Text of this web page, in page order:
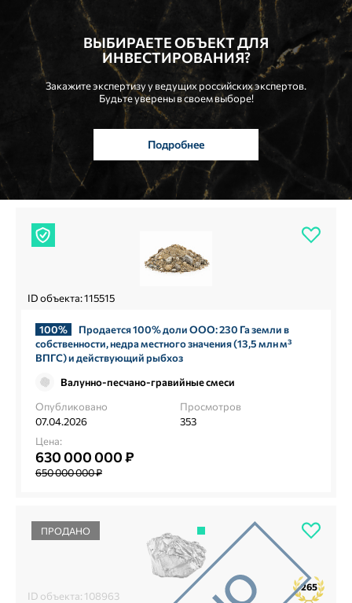
ВЫБИРАЕТЕ ОБЪЕКТ ДЛЯ
ИНВЕСТИРОВАНИЯ?
Закажите экспертизу у ведущих российских экспертов.
Будьте уверены в своем выборе!
Подробнее
ID объекта: 115515
100%
Продается 100% доли ООО: 230 Га земли в
собственности, недра местного значения (13,5 млн м³
ВПГС) и действующий рыбхоз
Валунно-песчано-гравийные смеси
Опубликовано
07.04.2026
Просмотров
353
Цена:
630 000 000 ₽
650 000 000 ₽
ПРОДАНО
ID объекта: 108963
265